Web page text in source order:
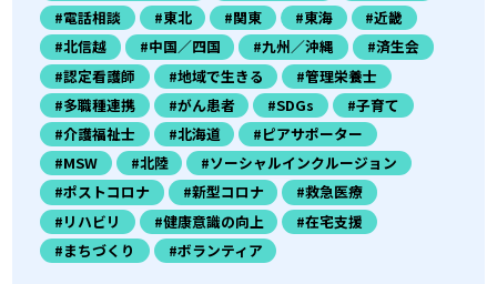
#電話相談
#東北 #関東 #東海
#近畿
#北信越
#中国／四国 #九州／沖縄
#済生会
#認定看護師
#地域で生きる
#管理栄養士
#多職種連携
#がん患者 #SDGs
#子育て
#介護福祉士
#北海道
#ピアサポーター
#MSW
#北陸
#ソーシャルインクルージョン
#ポストコロナ
#新型コロナ
#救急医療
#リハビリ
#健康意識の向上
#在宅支援
#まちづくり
#ボランティア